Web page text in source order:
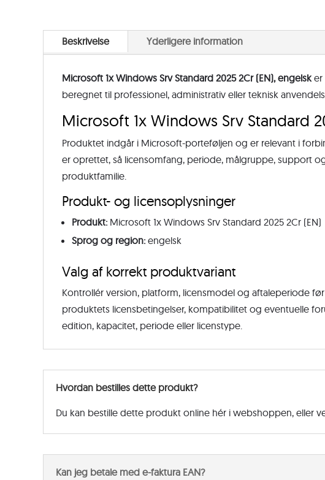
Beskrivelse Yderligere information
Microsoft 1x Windows Srv Standard 2025 2Cr (EN), engelsker
beregnet til professionel, administrativ eller teknisk
Microsoft 1x Windows Srv Standard
Produktet indgår i Microsoft-porteføljen og er relevant i
er oprettet, så licensomfang, periode, målgruppe, support
produktfamilie.
Produkt- og licensoplysninger
Produkt:Microsoft 1x Windows Srv Standard 2025 2Cr (EN)
Sprog og region:engelsk
Valg af korrekt produktvariant
Kontrollér version, platform, licensmodel og aftaleperiode
produktets licensbetingelser, kompatibilitet og eventuelle
edition, kapacitet, periode eller licenstype.
Hvordan bestilles dette produkt?
Du kan bestille dette produkt online hér i webshoppen, eller
Kan jeg betale med e-faktura EAN?